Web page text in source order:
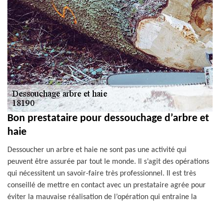
Bon prestataire pour dessouchage d’arbre et
haie
Dessoucher un arbre et haie ne sont pas une activité qui
peuvent être assurée par tout le monde. Il s’agit des opérations
qui nécessitent un savoir-faire très professionnel. Il est très
conseillé de mettre en contact avec un prestataire agrée pour
éviter la mauvaise réalisation de l’opération qui entraine la